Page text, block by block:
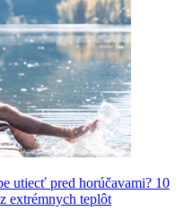
utiecť pred horúčavami? 10
extrémnych teplôt